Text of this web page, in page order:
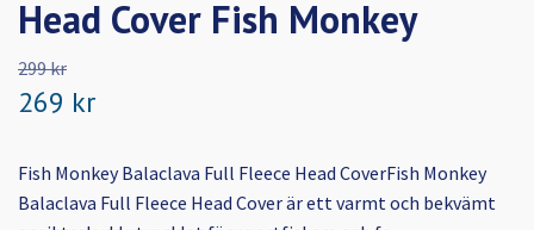
Head Cover Fish Monkey
299 kr
269 kr
Fish Monkey Balaclava Full Fleece Head CoverFish Monkey
Balaclava Full Fleece Head Cover är ett varmt och bekvämt